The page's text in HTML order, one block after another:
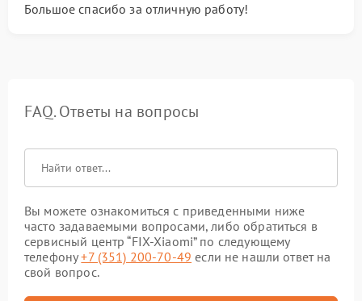
Большое спасибо за отличную работу!
FAQ. Ответы на вопросы
Вы можете ознакомиться с приведенными ниже
часто задаваемыми вопросами, либо обратиться в
сервисный центр “FIX-Xiaomi” по следующему
телефону+7 (351) 200-70-49 если не нашли ответ на
свой вопрос.